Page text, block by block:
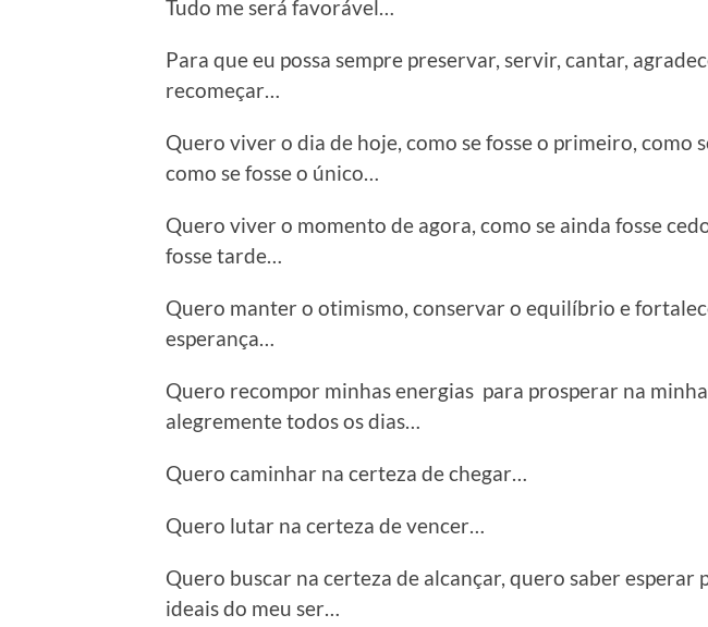
Tudo me será favorável…
Para que eu possa sempre preservar, servir, cantar,
recomeçar…
Quero viver o dia de hoje, como se fosse o primeiro, como
como se fosse o único…
Quero viver o momento de agora, como se ainda fosse
fosse tarde…
Quero manter o otimismo, conservar o equilíbrio e
esperança…
Quero recompor minhas energias para prosperar na
alegremente todos os dias…
Quero caminhar na certeza de chegar…
Quero lutar na certeza de vencer…
Quero buscar na certeza de alcançar, quero saber esperar
ideais do meu ser…